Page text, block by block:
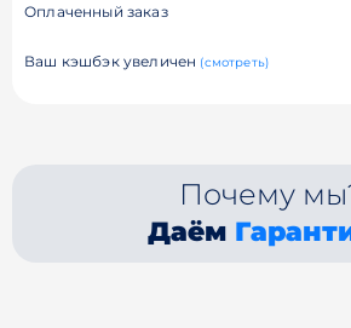
Оплаченный заказ
Ваш кэшбэк увеличен (смотреть)
Почему
Даём